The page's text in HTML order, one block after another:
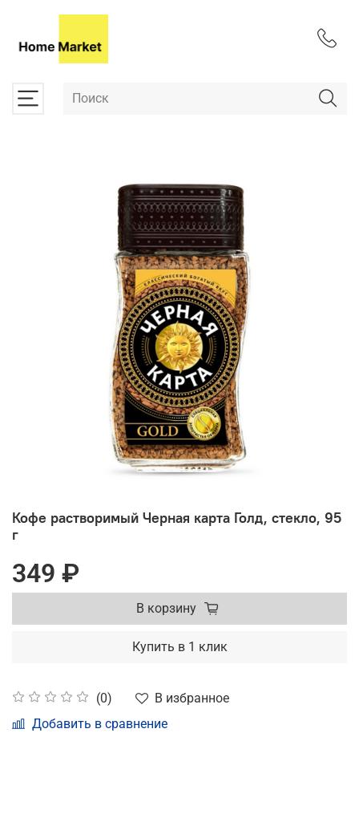
Кофе растворимый Черная карта Голд, стекло, 95
г
(0)
В избранное
Добавить в сравнение
349 ₽
В корзину
Купить в 1 клик